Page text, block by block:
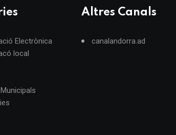
Electrònica
local
Altres Canals
canalandorra.ad